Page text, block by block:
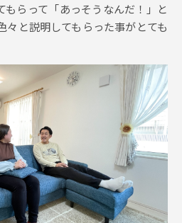
もらって「あっそうなんだ！」と
々と説明してもらった事がとても